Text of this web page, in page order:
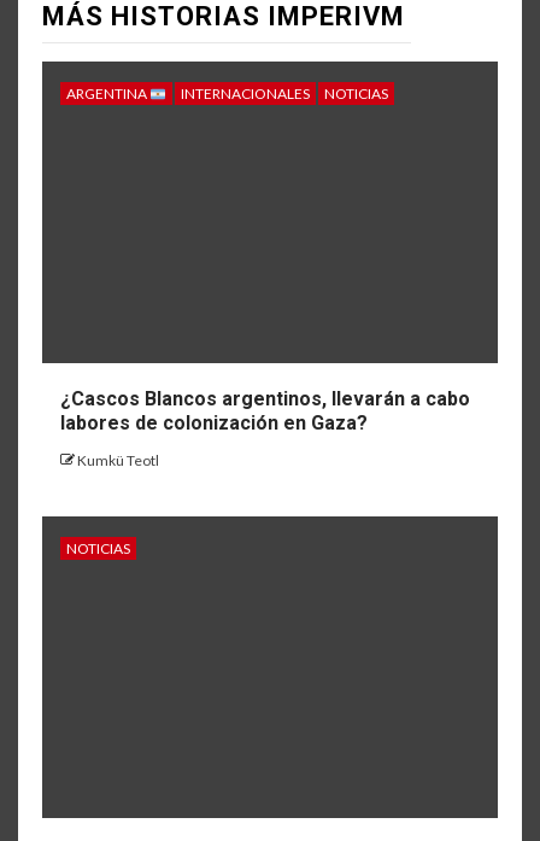
MÁS HISTORIAS IMPERIVM
ARGENTINA INTERNACIONALES NOTICIAS
¿Cascos Blancos argentinos, llevarán a cabo
labores de colonización en Gaza?
Kumkü Teotl
NOTICIAS